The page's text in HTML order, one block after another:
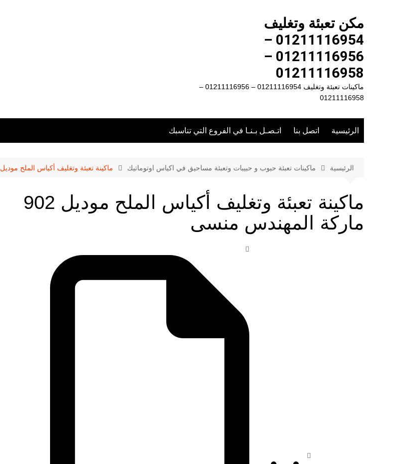
مكن تعبئة وتغليف
01211116954 –
01211116956 –
01211116958
ماكينات تعبئة وتغليف 01211116954 – 01211116956 –
01211116958
الرئيسية اتصل بنا اتـصـل بـنـا في الفروع التي تناسبك
الرئيسية ماكينات تعبئة حبوب و حبيبات وتعبئة مساحيق في اكياس اوتوماتيك ماكينة تعبئة وتغليف أكياس الملح موديل 902 ماركة المهندس منسى
ماكينة تعبئة وتغليف أكياس الملح موديل 902
ماركة المهندس منسى